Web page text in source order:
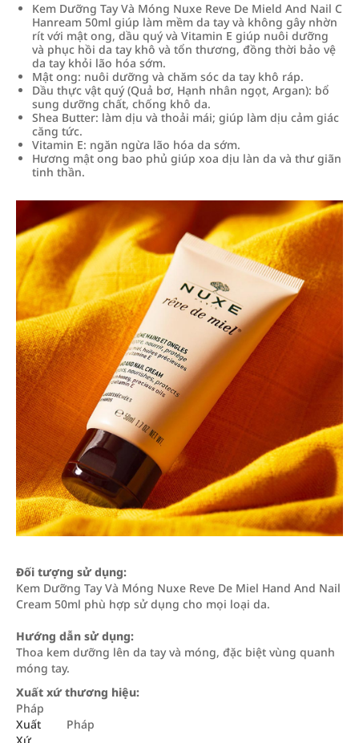
Kem Dưỡng Tay Và Móng Nuxe Reve De Mield And Nail C
Hanream 50ml giúp làm mềm da tay và không gây nhờn
rít với mật ong, dầu quý và Vitamin E giúp nuôi dưỡng
và phục hồi da tay khô và tổn thương, đồng thời bảo vệ
da tay khỏi lão hóa sớm.
Mật ong: nuôi dưỡng và chăm sóc da tay khô ráp.
Dầu thực vật quý (Quả bơ, Hạnh nhân ngọt, Argan): bổ
sung dưỡng chất, chống khô da.
Shea Butter: làm dịu và thoải mái; giúp làm dịu cảm giác
căng tức.
Vitamin E: ngăn ngừa lão hóa da sớm.
Hương mật ong bao phủ giúp xoa dịu làn da và thư giãn
tinh thần.
Đối tượng sử dụng:
Kem Dưỡng Tay Và Móng Nuxe Reve De Miel Hand And Nail
Cream 50ml phù hợp sử dụng cho mọi loại da.
Hướng dẫn sử dụng:
Thoa kem dưỡng lên da tay và móng, đặc biệt vùng quanh
móng tay.
Xuất xứ thương hiệu:
Pháp
Xuất
Pháp